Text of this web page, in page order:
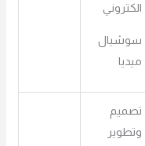
الكتروني
سوشيال
ميديا
تصميم
وتطوير